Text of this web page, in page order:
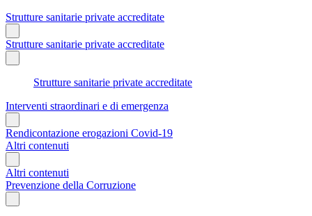
Strutture sanitarie private accreditate
Strutture sanitarie private accreditate
Strutture sanitarie private accreditate
Interventi straordinari e di emergenza
Rendicontazione erogazioni Covid-19
Altri contenuti
Altri contenuti
Prevenzione della Corruzione